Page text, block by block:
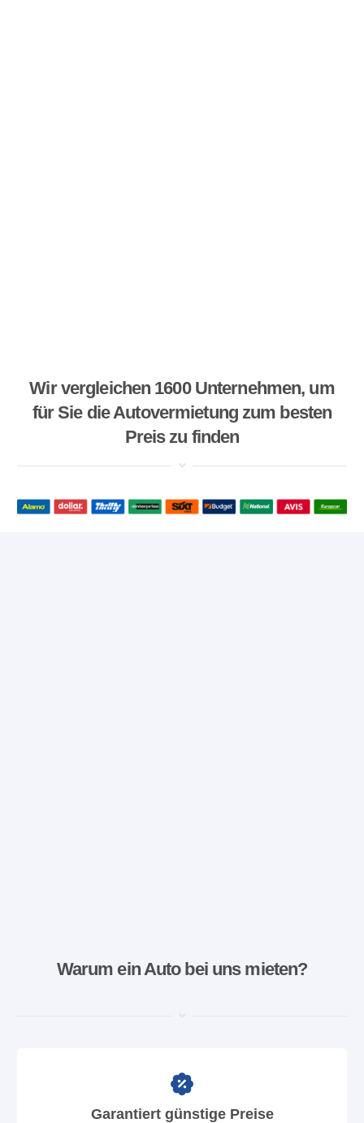
Wir vergleichen 1600 Unternehmen, um
für Sie die Autovermietung zum besten
Preis zu finden
Warum ein Auto bei uns mieten?
Garantiert günstige Preise